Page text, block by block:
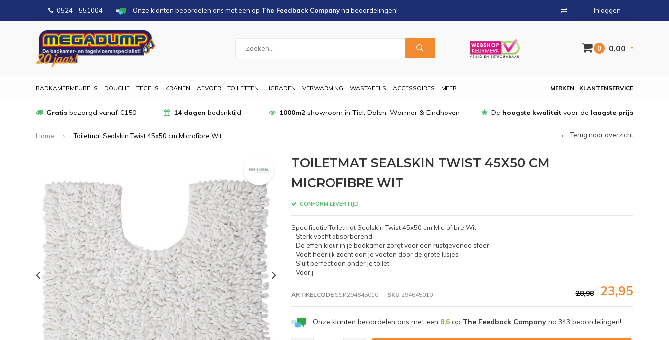
0524 - 551004 Onze klanten beoordelen ons met een op The Feedback Companyna beoordelingen! Inloggen
0 0,00
BADKAMERMEUBELS DOUCHE TEGELS KRANEN AFVOER TOILETTEN LIGBADEN VERWARMING WASTAFELS ACCESSOIRES MEER.... KLANTENSERVICE
MERKEN
Gratis bezorgd vanaf €150 14 dagen bedenktijd 1000m2showroom in Tiel, Dalen, Wormer & Eindhoven De hoogste kwaliteit voor de laagste prijs
Home Toiletmat Sealskin Twist 45x50 cm Microfibre Wit Terug naar overzicht
TOILETMAT SEALSKIN TWIST 45X50 CM
MICROFIBRE WIT
CONFORM LEVERTIJD
Specificatie Toiletmat Sealskin Twist 45x50 cm Microfibre Wit
- Sterk vocht absorberend
- De effen kleur in je badkamer zorgt voor een rustgevende sfeer
- Voelt heerlijk zacht aan je voeten door de grote lusjes
- Sluit perfect aan onder je toilet
- Voor j
ARTIKELCODESSK294645010 SKU 294645010 28,98 23,95
Onze klanten beoordelen ons met een 8,6op The Feedback Companyna 343 beoordelingen!